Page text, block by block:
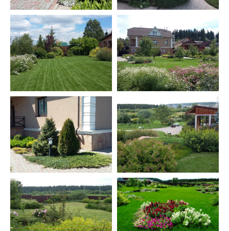
ООО «САДЫ
СЕМИРАМИДЫ»
ИНН: 2463057174
ОГРН: 1022402149550
660041, г. Красноярск , пр.
Свободный, д.60а, офис
104.
Часы работы: 10:00 - 17:00,
суббота, воскресенье -
выходной.
Политика
конфиденциальности